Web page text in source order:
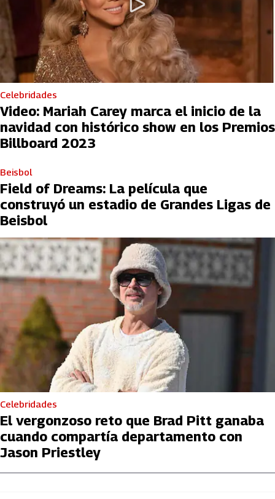
Celebridades
Video: Mariah Carey marca el inicio de la
navidad con histórico show en los Premios
Billboard 2023
Beisbol
Field of Dreams: La película que
construyó un estadio de Grandes Ligas de
Beisbol
Celebridades
El vergonzoso reto que Brad Pitt ganaba
cuando compartía departamento con
Jason Priestley